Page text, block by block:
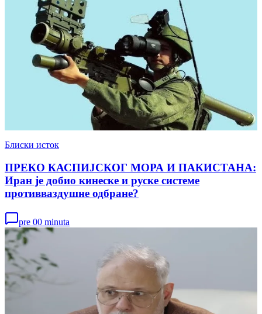
Блиски исток
ПРЕКО КАСПИЈСКОГ МОРА И ПАКИСТАНА:
Иран је добио кинеске и руске системе
противваздушне одбране?
pre 00 minuta